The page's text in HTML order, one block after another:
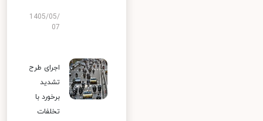
1405/05/
07
اجرای طرح
تشدید
برخورد با
تخلفات